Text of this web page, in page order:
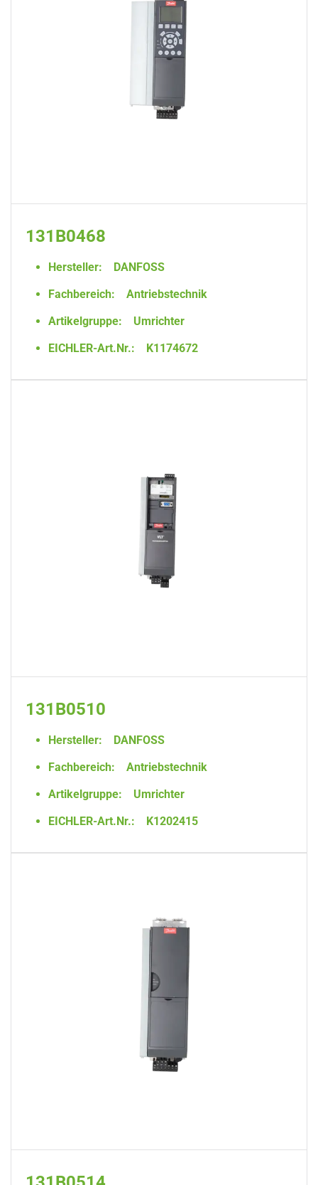
131B0468
Hersteller:
DANFOSS
Fachbereich:
Antriebstechnik
Artikelgruppe:
Umrichter
EICHLER-Art.Nr.:
K1174672
131B0510
Hersteller:
DANFOSS
Fachbereich:
Antriebstechnik
Artikelgruppe:
Umrichter
EICHLER-Art.Nr.:
K1202415